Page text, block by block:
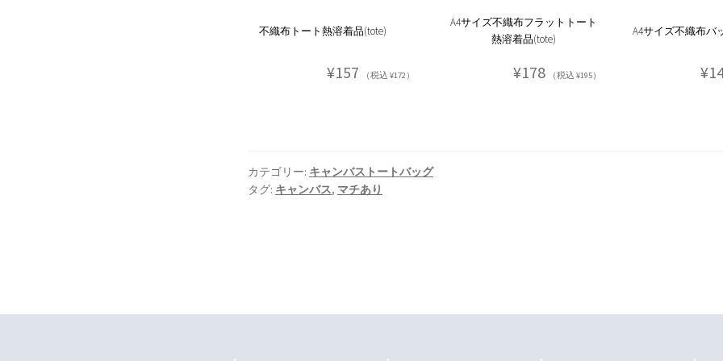
不織布トート熱溶着品(tote)
¥157 （税込 ¥172）
A4サイズ不織布フラットトート
熱溶着品(tote)
¥178 （税込 ¥195）
A4サイズ不織布バ
カテゴリー: キャンバストートバッグ
タグ: キャンバス, マチあり